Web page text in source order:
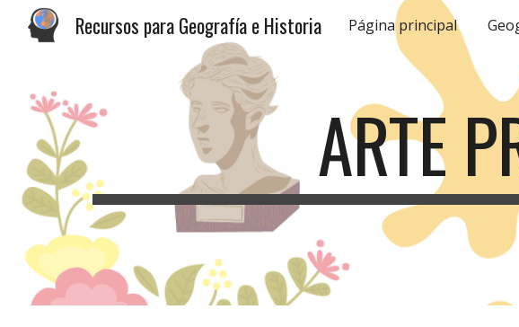
Skip to main content
Recursos para Geografía e Historia Página principal
ARTE